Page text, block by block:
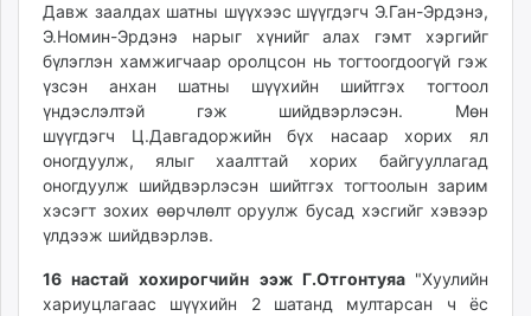
shuum.mn
times.mn
tvmongolia.mn
mass.mn
unegui.mn
assa.mn
toim.mn
unread.today
Давж заалдах шатны шүүхээс шүүгдэгч Э.Ган-Эрдэнэ,
Э.Номин-Эрдэнэ нарыг хүнийг алах гэмт хэргийг
бүлэглэн хамжигчаар оролцсон нь тогтоогдоогүй гэж
үзсэн анхан шатны шүүхийн шийтгэх тогтоол
үндэслэлтэй гэж шийдвэрлэсэн. Мөн
шүүгдэгч Ц.Давгадоржийн бүх насаар хорих ял
оногдуулж, ялыг хаалттай хорих байгууллагад
оногдуулж шийдвэрлэсэн шийтгэх тогтоолын зарим
хэсэгт зохих өөрчлөлт оруулж бусад хэсгийг хэвээр
үлдээж шийдвэрлэв.
16 настай хохирогчийн ээж Г.Отгонтуяа "Хуулийн
хариуцлагаас шүүхийн 2 шатанд мултарсан ч ёс